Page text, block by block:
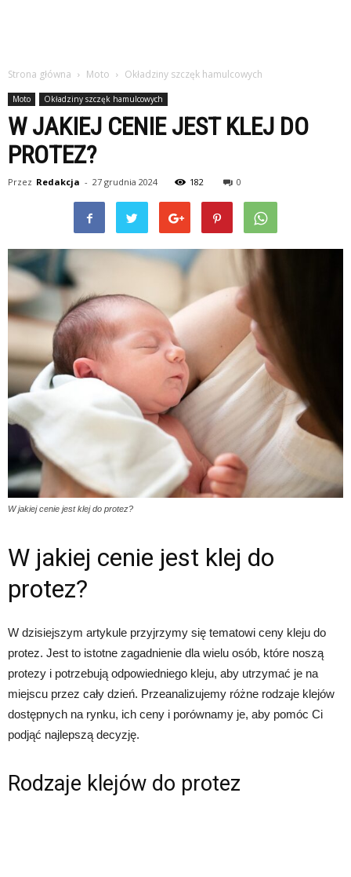
Strona główna Moto Okładziny szczęk hamulcowych
Moto Okładziny szczęk hamulcowych
W JAKIEJ CENIE JEST KLEJ DO
PROTEZ?
Przez Redakcja - 27 grudnia 2024 182 0
W jakiej cenie jest klej do protez?
W jakiej cenie jest klej do
protez?
W dzisiejszym artykule przyjrzymy się tematowi ceny kleju do
protez. Jest to istotne zagadnienie dla wielu osób, które noszą
protezy i potrzebują odpowiedniego kleju, aby utrzymać je na
miejscu przez cały dzień. Przeanalizujemy różne rodzaje klejów
dostępnych na rynku, ich ceny i porównamy je, aby pomóc Ci
podjąć najlepszą decyzję.
Rodzaje klejów do protez